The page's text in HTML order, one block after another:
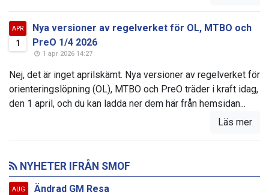
APR
1
Nya versioner av regelverket för OL, MTBO och
PreO 1/4 2026
1 apr 2026 14:27
Nej, det är inget aprilskämt. Nya versioner av regelverket för
orienteringslöpning (OL), MTBO och PreO träder i kraft idag,
den 1 april, och du kan ladda ner dem här från hemsidan...
Läs mer
NYHETER IFRÅN SMOF
AUG Ändrad GM Resa